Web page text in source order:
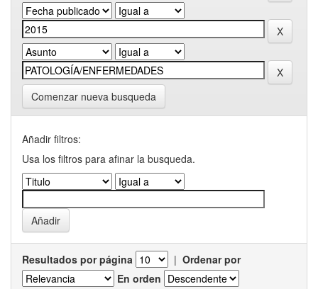
Comenzar nueva busqueda
Añadir filtros:
Usa los filtros para afinar la busqueda.
Resultados por página | Ordenar por
En orden